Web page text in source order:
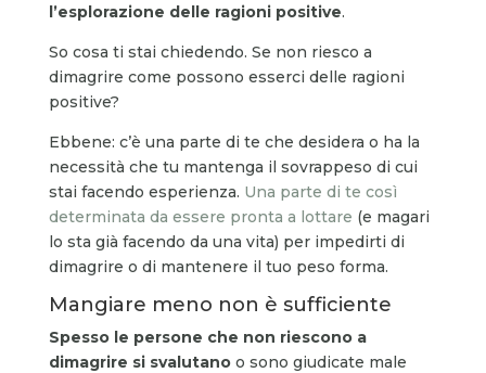
l’esplorazione delle ragioni positive.
So cosa ti stai chiedendo. Se non riesco a
dimagrire come possono esserci delle ragioni
positive?
Ebbene: c’è una parte di te che desidera o ha la
necessità che tu mantenga il sovrappeso di cui
stai facendo esperienza. Una parte di te così
determinata da essere pronta a lottare (e magari
lo sta già facendo da una vita) per impedirti di
dimagrire o di mantenere il tuo peso forma.
Mangiare meno non è sufficiente
Spesso le persone che non riescono a
dimagrire si svalutanoo sono giudicate male